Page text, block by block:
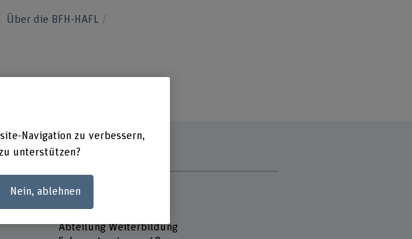
Über die BFH-HAFL
Abteilung Weiterbildung
Navigation zu verbessern,
unterstützen?
Nein, ablehnen